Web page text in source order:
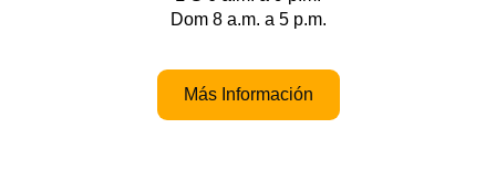
Dom 8 a.m. a 5 p.m.
Más Información